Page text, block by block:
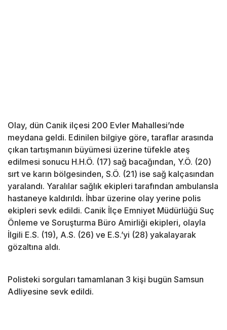
Olay, dün Canik ilçesi 200 Evler Mahallesi’nde
meydana geldi. Edinilen bilgiye göre, taraflar arasında
çıkan tartışmanın büyümesi üzerine tüfekle ateş
edilmesi sonucu H.H.Ö. (17) sağ bacağından, Y.Ö. (20)
sırt ve karın bölgesinden, S.Ö. (21) ise sağ kalçasından
yaralandı. Yaralılar sağlık ekipleri tarafından ambulansla
hastaneye kaldırıldı. İhbar üzerine olay yerine polis
ekipleri sevk edildi. Canik İlçe Emniyet Müdürlüğü Suç
Önleme ve Soruşturma Büro Amirliği ekipleri, olayla
İlgili E.S. (19), A.S. (26) ve E.S.’yi (28) yakalayarak
gözaltına aldı.
Polisteki sorguları tamamlanan 3 kişi bugün Samsun
Adliyesine sevk edildi.